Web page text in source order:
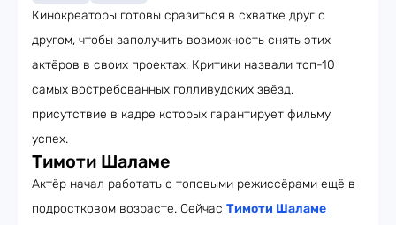
Кинокреаторы готовы сразиться в схватке друг с
другом, чтобы заполучить возможность снять этих
актёров в своих проектах. Критики назвали топ-10
самых востребованных голливудских звёзд,
присутствие в кадре которых гарантирует фильму
успех.
Тимоти Шаламе
Актёр начал работать с топовыми режиссёрами ещё в
подростковом возрасте. Сейчас Тимоти Шаламе